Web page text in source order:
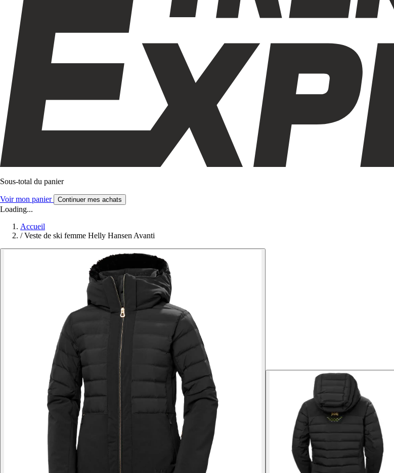
Sous-total du panier
Voir mon panier Continuer mes achats
Loading...
Accueil
/ Veste de ski femme Helly Hansen Avanti